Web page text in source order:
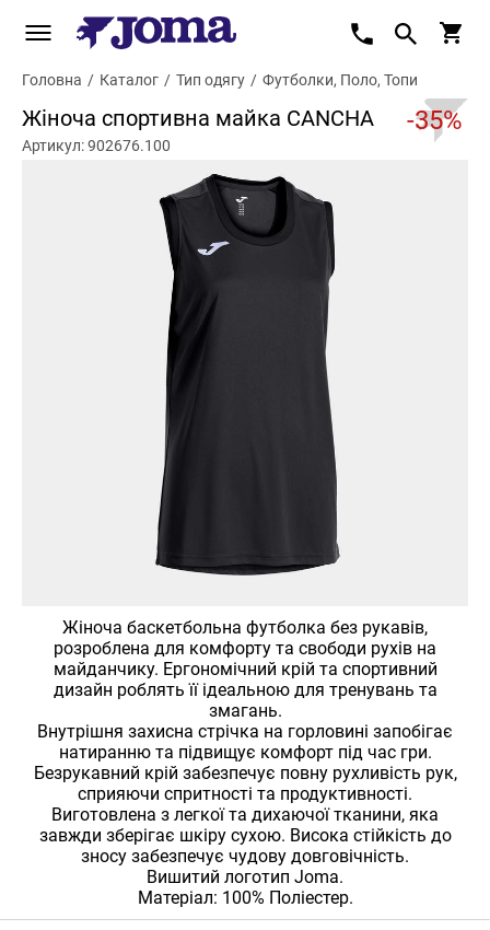
Головна / Каталог / Тип одягу / Футболки, Поло, Топи
Жіноча спортивна майка CANCHA -35%
Артикул: 902676.100
Жіноча баскетбольна футболка без рукавів,
розроблена для комфорту та свободи рухів на
майданчику. Ергономічний крій та спортивний
дизайн роблять її ідеальною для тренувань та
змагань.
Внутрішня захисна стрічка на горловині запобігає
натиранню та підвищує комфорт під час гри.
Безрукавний крій забезпечує повну рухливість рук,
сприяючи спритності та продуктивності.
Виготовлена ​​з легкої та дихаючої тканини, яка
завжди зберігає шкіру сухою. Висока стійкість до
зносу забезпечує чудову довговічність.
Вишитий логотип Joma.
Матеріал: 100% Поліестер.